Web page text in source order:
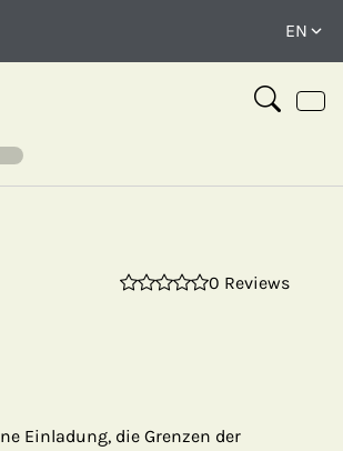
0 Reviews
Einladung, die Grenzen der